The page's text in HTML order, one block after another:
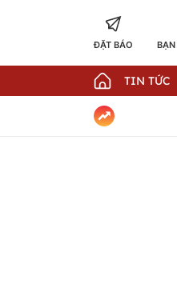
ĐẶT BÁO
TIN TỨC